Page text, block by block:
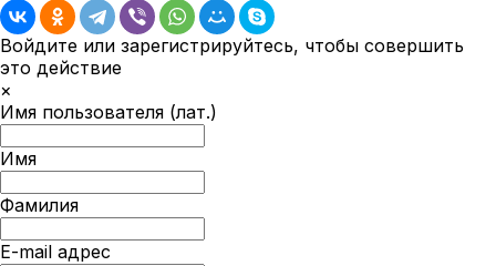
Войдите или зарегистрируйтесь, чтобы совершить
это действие
×
Имя пользователя (лат.)
Имя
Фамилия
E-mail адрес